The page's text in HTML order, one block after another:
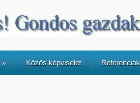
» Közös képviselet Referenciák